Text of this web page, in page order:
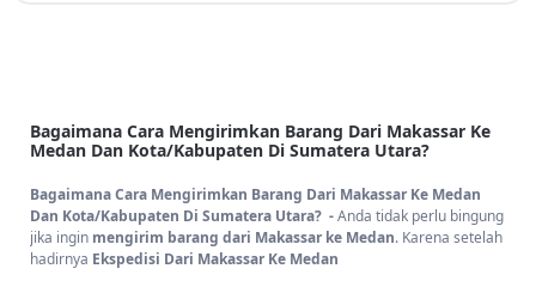
Bagaimana Cara Mengirimkan Barang Dari Makassar Ke
Medan Dan Kota/Kabupaten Di Sumatera Utara?
Bagaimana Cara Mengirimkan Barang Dari Makassar Ke Medan
Dan Kota/Kabupaten Di Sumatera Utara? -Anda tidak perlu bingung
jika ingin mengirim barang dari Makassar ke Medan. Karena setelah
hadirnya Ekspedisi Dari Makassar Ke Medan